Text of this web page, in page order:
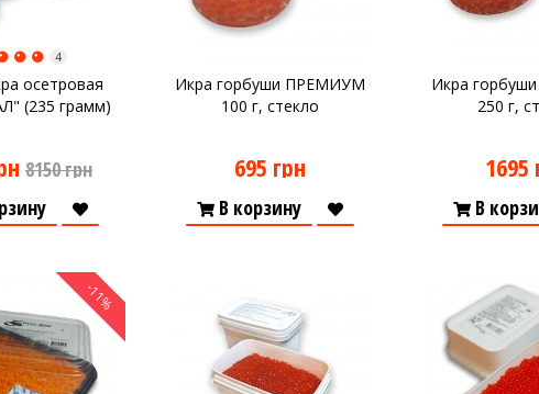
осетровая
(235 грамм)
4
8150 грн
Икра горбуши ПРЕМИУМ
100 г, стекло
695 грн
В корзину
Икра
250 г,
1695
В
-11%